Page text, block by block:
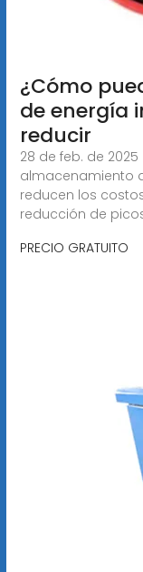
¿Cómo
de energía
reducir
28 de feb. de
almacenamiento
reducen los
reducción de
PRECIO GRATUITO